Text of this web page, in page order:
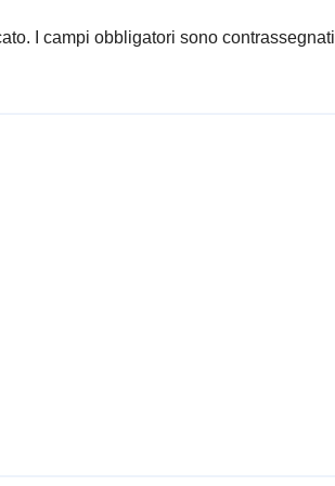
I campi obbligatori sono contrassegnati